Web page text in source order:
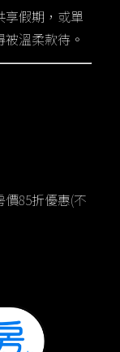
享假期，或單
溫柔款待。
85折優惠(不